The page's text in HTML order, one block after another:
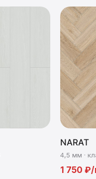
NARAT
4,5 мм ·
1 750